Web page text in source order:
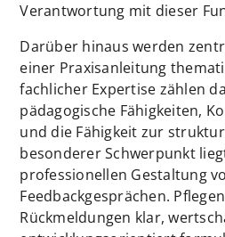
Verantwortung mit dieser
Darüber hinaus werden
einer Praxisanleitung
fachlicher Expertise zählen
pädagogische Fähigkeiten,
und die Fähigkeit zur
besonderer Schwerpunkt
professionellen Gestaltung
Feedbackgesprächen.
Rückmeldungen klar,